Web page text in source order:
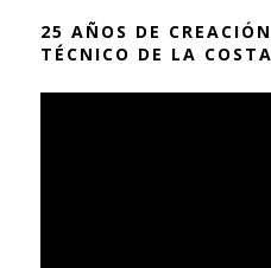
25 AÑOS DE
TÉCNICO DE LA